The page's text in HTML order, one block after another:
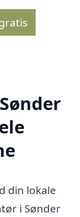
din lokale
i Sønder